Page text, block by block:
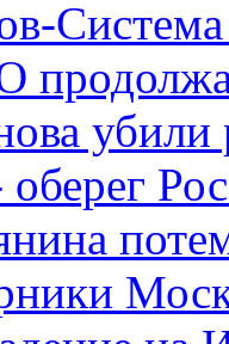
убили